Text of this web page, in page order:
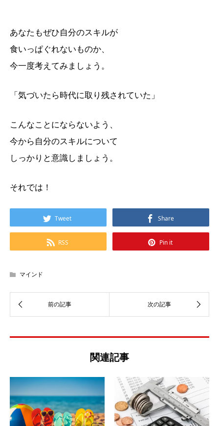
あなたもぜひ自分のスキルが
食いっぱぐれないものか、
今一度考えてみましょう。
「気づいたら時代に取り残されていた」
こんなことにならないよう、
今から自分のスキルについて
しっかりと意識しましょう。
それでは！
Tweet Share
RSS Pin it
マインド
関連記事